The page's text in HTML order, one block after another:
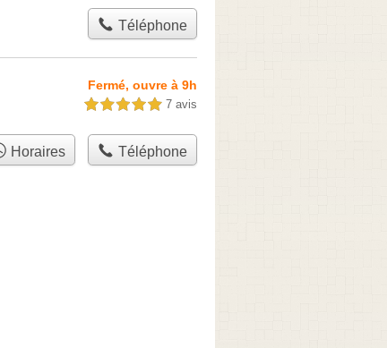
Téléphone
Fermé, ouvre à 9h
5,0 étoiles sur 5 7 avis
Horaires Téléphone